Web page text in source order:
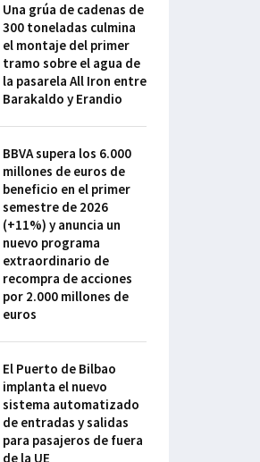
Una grúa de cadenas de
300 toneladas culmina
el montaje del primer
tramo sobre el agua de
la pasarela All Iron entre
Barakaldo y Erandio
BBVA supera los 6.000
millones de euros de
beneficio en el primer
semestre de 2026
(+11%) y anuncia un
nuevo programa
extraordinario de
recompra de acciones
por 2.000 millones de
euros
El Puerto de Bilbao
implanta el nuevo
sistema automatizado
de entradas y salidas
para pasajeros de fuera
de la UE